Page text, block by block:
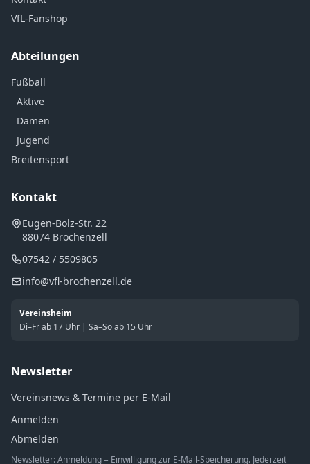
VfL-Fanshop
Abteilungen
Fußball
Aktive
Damen
Jugend
Breitensport
Kontakt
Eugen-Bolz-Str. 22
88074 Brochenzell
07542 / 5509805
info@vfl-brochenzell.de
Vereinsheim
Di–Fr ab 17 Uhr | Sa–So ab 15 Uhr
Newsletter
Vereinsnews & Termine per E-Mail
Anmelden
Abmelden
Newsletter: Anmeldung = Einwilligung zur E-Mail-Speicherung. Jederzeit